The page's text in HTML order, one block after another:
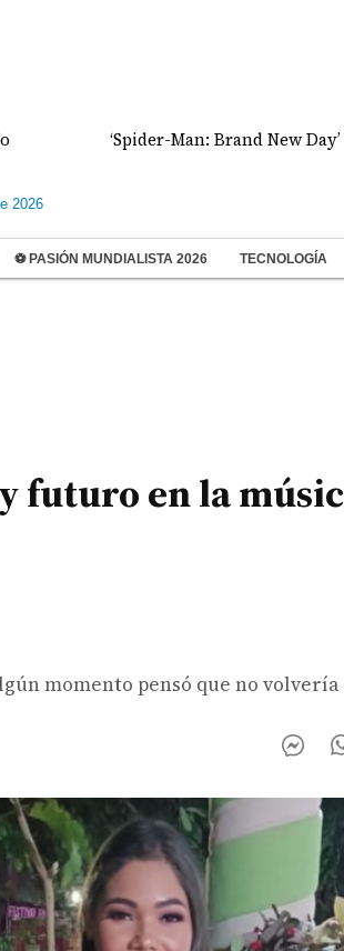
Man: Brand New Day’ se convierte
2026
⚽ PASIÓN MUNDIALISTA 2026 TECNOLOGÍA
futuro en la
momento pensó que no volvería